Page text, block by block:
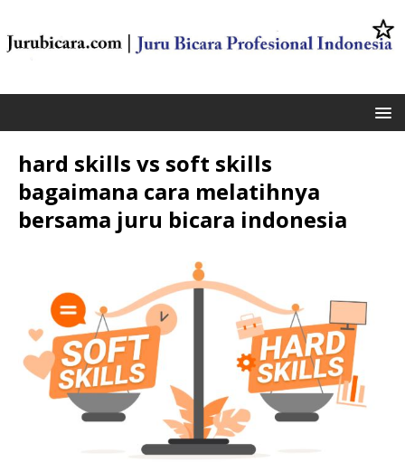
hard skills vs soft skills
bagaimana cara melatihnya
bersama juru bicara indonesia